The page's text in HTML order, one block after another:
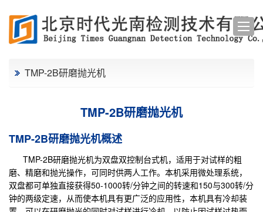
TMP-2B研磨抛光机
TMP-2B研磨抛光机
TMP-2B研磨抛光机概述
TMP-2B研磨抛光机为双盘双控制台式机，适用于对试样的粗
磨、精磨和抛光操作，可同时供两人工作。本机采用微处理系统，
双盘都可单独直接获得50-1000转/分钟之间的转速和150与300转/分
钟的两级定速，从而使本机具有更广泛的应用性，本机具有冷却装